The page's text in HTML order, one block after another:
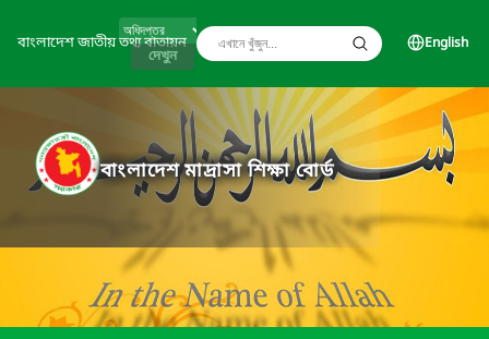
বাংলাদেশ জাতীয় তথ্য বাতায়ন
দেখুন
English
বাংলাদেশ মাদ্রাসা শিক্ষা বোর্ড